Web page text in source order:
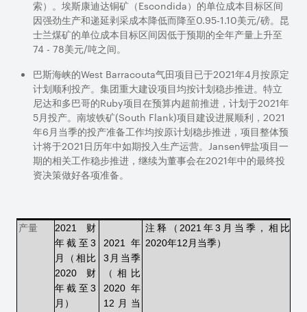
索）。埃斯康迪达铜矿（Escondida）的单位成本目标区间
因强劲生产和递延剥采成本降低而降至0.95-1.10美元/磅。昆
士兰煤矿的单位成本目标区间因低于预期的全年产量上升至
74 - 78美元/吨之间。
巴斯海峡的West Barracouta气田项目已于2021年4月按原定
计划顺利投产。集团重大建设项目均按计划稳步推进。特立
尼达和多巴哥的Ruby项目在预算内超前推进，计划于2021年
5月投产。南坡铁矿(South Flank)项目建设进展顺利， 2021
年6月当季的投产准备工作均按原计划稳步推进，项目整体预
计将于2021 日历年中如期投入生产运营。 Jansen钾盐项目一
期的相关工作稳步推进，继续为董事会在2021年中的最终投
资决策做好各项准备。
产量 2021
财
年截至 3
月（相比
2020 财
年截至 3
月）
2021
年
3 月当季
（相比
2020 年
12 月当
注释（ 2021 年3 月当季，相比
2020年12 月当季）